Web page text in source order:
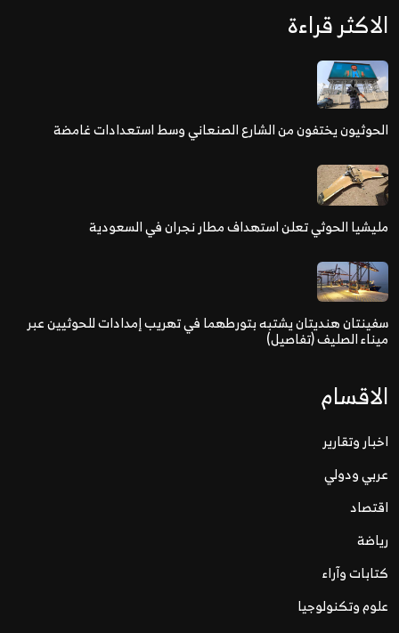
الاكثر قراءة
الحوثيون يختفون من الشارع الصنعاني وسط استعدادات غامضة
مليشيا الحوثي تعلن استهداف مطار نجران في السعودية
سفينتان هنديتان يشتبه بتورطهما في تهريب إمدادات للحوثيين عبر
ميناء الصليف (تفاصيل)
الاقسام
اخبار وتقارير
عربي ودولي
اقتصاد
رياضة
كتابات وآراء
علوم وتكنولوجيا